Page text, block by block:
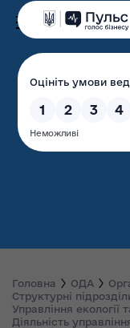
Головна ОДА
Структурні
Управління екології
Діяльність